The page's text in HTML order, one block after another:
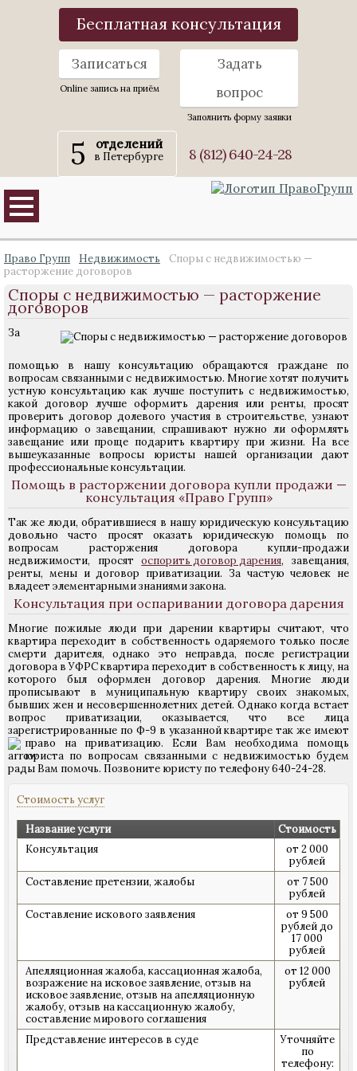
Бесплатная консультация
Записаться
Online запись на приём
Задать
вопрос
Заполнить форму заявки
5 отделений
в Петербурге 8 (812) 640-24-28
Право Групп Недвижимость
Споры с недвижимостью —
расторжение договоров
Споры с недвижимостью — расторжение
договоров
За
помощью в нашу консультацию обращаются граждане по
вопросам связанными с недвижимостью. Многие хотят получить
устную консультацию как лучше поступить с недвижимостью,
какой договор лучше оформить дарения или ренты, просят
проверить договор долевого участия в строительстве, узнают
информацию о завещании, спрашивают нужно ли оформлять
завещание или проще подарить квартиру при жизни. На все
вышеуказанные вопросы юристы нашей организации дают
профессиональные консультации.
Помощь в расторжении договора купли продажи —
консультация «Право Групп»
Так же люди, обратившиеся в нашу юридическую консультацию
довольно часто просят оказать юридическую помощь по
вопросам расторжения договора купли-продажи
недвижимости, просятоспорить договор дарения, завещания,
ренты, мены и договор приватизации. За частую человек не
владеет элементарными знаниями закона.
Консультация при оспаривании договора дарения
Многие пожилые люди при дарении квартиры считают, что
квартира переходит в собственность одаряемого только после
смерти дарителя, однако это неправда, после регистрации
договора в УФРС квартира переходит в собственность к лицу, на
которого был оформлен договор дарения. Многие люди
прописывают в муниципальную квартиру своих знакомых,
бывших жен и несовершеннолетних детей. Однако когда встает
вопрос приватизации, оказывается, что все лица
зарегистрированные по Ф-9 в указанной квартире так же имеют
право на приватизацию. Если Вам необходима помощь
юриста по вопросам связанными с недвижимостью будем
рады Вам помочь. Позвоните юристу по телефону 640-24-28.
Стоимость услуг
Название услуги
Стоимость
Консультация
от 2 000
рублей
Составление претензии, жалобы
от 7 500
рублей
Составление искового заявления
от 9 500
рублей до
17 000
рублей
Апелляционная жалоба, кассационная жалоба,
возражение на исковое заявление, отзыв на
исковое заявление, отзыв на апелляционную
жалобу, отзыв на кассационную жалобу,
составление мирового соглашения
от 12 000
рублей
Представление интересов в суде
Уточняйте
по
телефону: